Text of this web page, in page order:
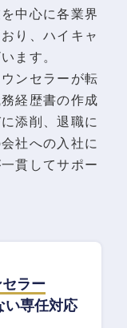
中心に各業界
り、ハイキャ
ます。
ンセラーが転
経歴書の作成
添削、退職に
社への入社に
貫してサポー
ラー
い専任対応